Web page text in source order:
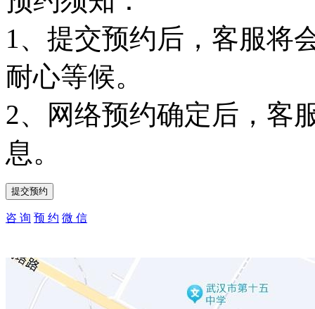
1、提交预约后，客服将
耐心等候。
2、网络预约确定后，客
息。
咨 询 预 约 微 信